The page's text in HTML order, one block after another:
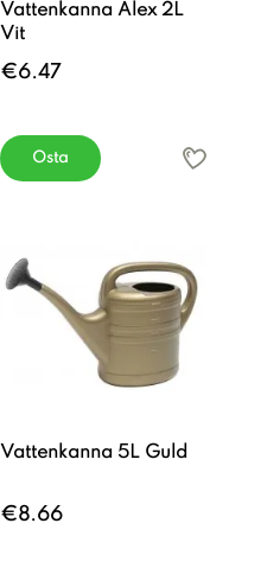
Vattenkanna Alex 2L
Vit
€6.47
Osta
Vattenkanna 5L Guld
€8.66